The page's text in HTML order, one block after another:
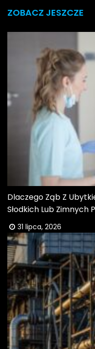
ZOBACZ JESZCZE
Dlaczego Ząb Z
Słodkich Lub Zimnych
31 lipca, 2026